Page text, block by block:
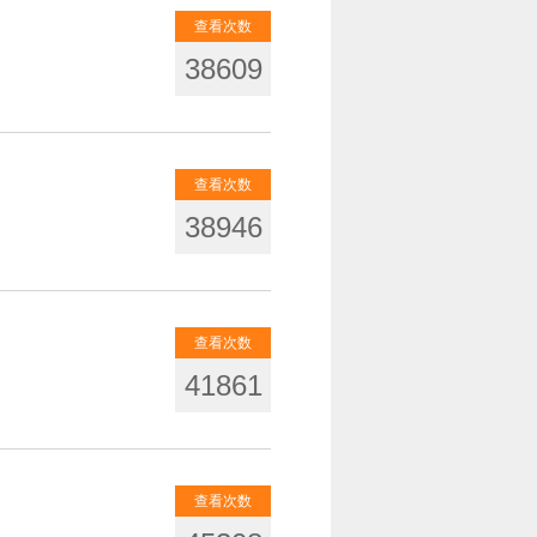
查看次数
38609
查看次数
38946
查看次数
41861
查看次数